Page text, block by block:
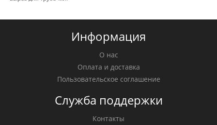
Информация
О нас
Оплата и доставка
Пользовательское соглашение
Служба поддержки
Контакты